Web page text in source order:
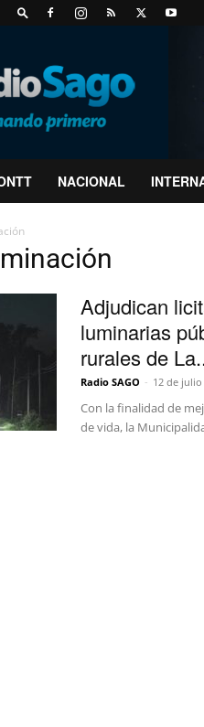
NACIONAL
Adjudican
luminarias
rurales de
Radio SAGO - 12 de julio
Con la finalidad de
de vida, la